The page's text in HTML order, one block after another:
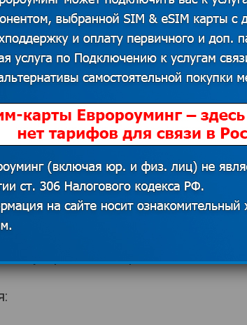
смс сообщений
на курорты Мексики, ОАЭ, Южную
страны, будут более
туристов GLOBALSIM, купить
вам лучше всего
1 Мбайт трафика стоит 0,01$
пакеты может переподключить
устройство через команды